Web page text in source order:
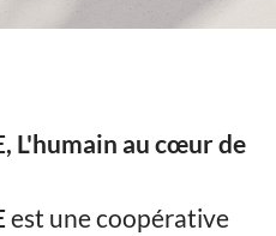
L'humain au cœur de
est une coopérative